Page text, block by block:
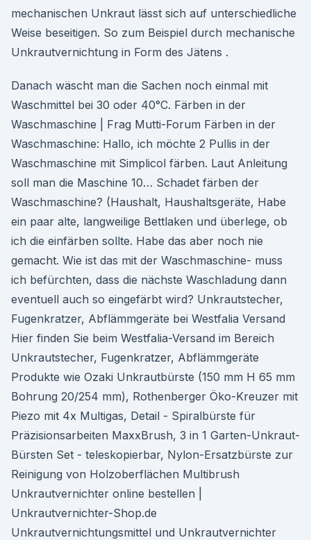
mechanischen Unkraut lässt sich auf unterschiedliche
Weise beseitigen. So zum Beispiel durch mechanische
Unkrautvernichtung in Form des Jätens .
Danach wäscht man die Sachen noch einmal mit
Waschmittel bei 30 oder 40°C. Färben in der
Waschmaschine | Frag Mutti-Forum Färben in der
Waschmaschine: Hallo, ich möchte 2 Pullis in der
Waschmaschine mit Simplicol färben. Laut Anleitung
soll man die Maschine 10… Schadet färben der
Waschmaschine? (Haushalt, Haushaltsgeräte, Habe
ein paar alte, langweilige Bettlaken und überlege, ob
ich die einfärben sollte. Habe das aber noch nie
gemacht. Wie ist das mit der Waschmaschine- muss
ich befürchten, dass die nächste Waschladung dann
eventuell auch so eingefärbt wird? Unkrautstecher,
Fugenkratzer, Abflämmgeräte bei Westfalia Versand
Hier finden Sie beim Westfalia-Versand im Bereich
Unkrautstecher, Fugenkratzer, Abflämmgeräte
Produkte wie Ozaki Unkrautbürste (150 mm H 65 mm
Bohrung 20/254 mm), Rothenberger Öko-Kreuzer mit
Piezo mit 4x Multigas, Detail - Spiralbürste für
Präzisionsarbeiten MaxxBrush, 3 in 1 Garten-Unkraut-
Bürsten Set - teleskopierbar, Nylon-Ersatzbürste zur
Reinigung von Holzoberflächen Multibrush
Unkrautvernichter online bestellen |
Unkrautvernichter-Shop.de
Unkrautvernichtungsmittel und Unkrautvernichter